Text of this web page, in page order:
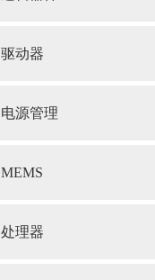
驱动器
电源管理
MEMS
处理器